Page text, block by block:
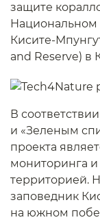
защите
Национальном
Кисите-
and Reserve) в
В
и «Зеленым
проекта
мониторинга
территорией.
заповедник
на южном